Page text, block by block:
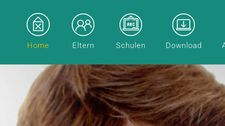
Home Eltern Schulen Download